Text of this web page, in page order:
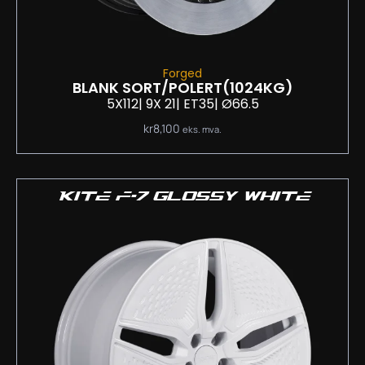
Forged
BLANK SORT/POLERT(1024KG)
5X112| 9X 21| ET35| Ø66.5
kr8,100 eks. mva.
KITE F-7 GLOSSY WHITE